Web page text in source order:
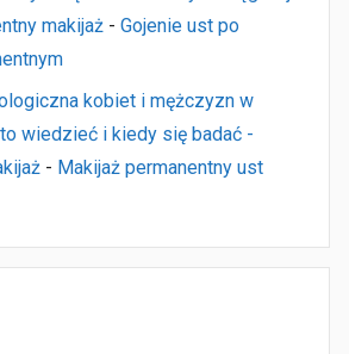
makijaż - Gojenie ust po
kobiet i mężczyzn w
wiedzieć i kiedy się badać -
- Makijaż permanentny ust